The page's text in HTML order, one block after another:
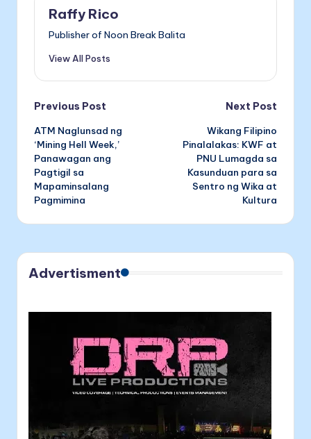
o g
Raffy Rico
Publisher of Noon Break Balita
View All Posts
Previous Post
ATM Naglunsad ng
‘Mining Hell Week,’
Panawagan ang
Pagtigil sa
Mapaminsalang
Pagmimina
Next Post
Wikang Filipino
Pinalalakas: KWF at
PNU Lumagda sa
Kasunduan para sa
Sentro ng Wika at
Kultura
Advertisment